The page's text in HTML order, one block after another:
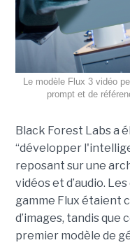
Le modèle Flux 3 vidéo
prompt et de
Black Forest Labs a
“développer
reposant sur une
vidéos et d’audio.
gamme Flux étaient
d’images, tandis
premier modèle de